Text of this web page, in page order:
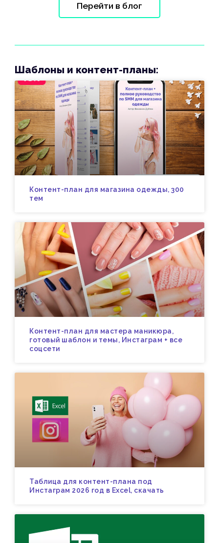
Перейти в блог
Шаблоны и контент-планы:
Контент-план для магазина одежды, 300
тем
Контент-план для мастера маникюра,
готовый шаблон и темы, Инстаграм + все
соцсети
Таблица для контент-плана под
Инстаграм 2026 год в Excel, скачать